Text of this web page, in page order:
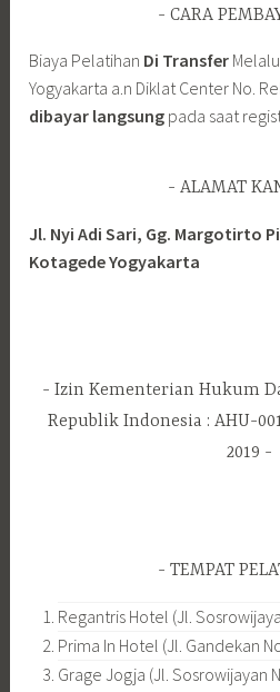
CARA
Biaya Pelatihan Di Transfer
Yogyakarta a.n Diklat Center No.
dibayar langsung pada saat
ALAMAT
Jl. Nyi Adi Sari, Gg. Margotirto
Kotagede Yogyakarta
Izin Kementerian Hukum
Republik Indonesia : AHU-
2019
TEMPAT
Regantris Hotel (Jl.
Prima In Hotel (Jl. Gandekan
Grage Jogja (Jl. Sosrowijayan